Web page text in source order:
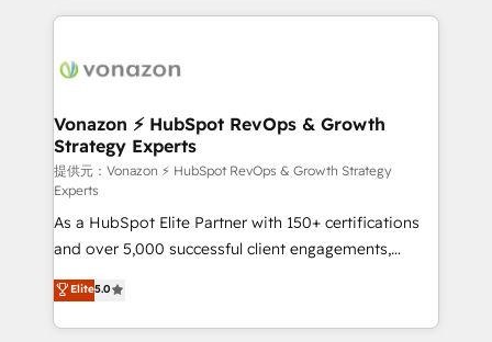
l'international, nous travaillons avec des ETI
delà d’une simple transformation digitale et des
➤ L’intégration de CRM et de méthodologie RevOps
pour aligner les équipes marketing, commerciales et
support client (data migration, synchronisation API,
audit et maintenance) ➤ La création de sites internet
de conversion qui transforment les visiteurs en
opportunités d'affaires ➤ La mise en place de
stratégies d'acquisition marketing (SEO, SEA,
inbound, automatisation marketing, ABM, IA,
emailing) Informations clés : - 10 ans d'expérience -
Vonazon ⚡ HubSpot RevOps & Growth
Strategy Experts
提供元：Vonazon ⚡ HubSpot RevOps & Growth Strategy
Experts
As a HubSpot Elite Partner with 150+ certifications
and over 5,000 successful client engagements,
Vonazon turns marketing complexity into
measurable, scalable growth. From onboarding to
enterprise-grade campaigns, our in-house team
Elite5.0